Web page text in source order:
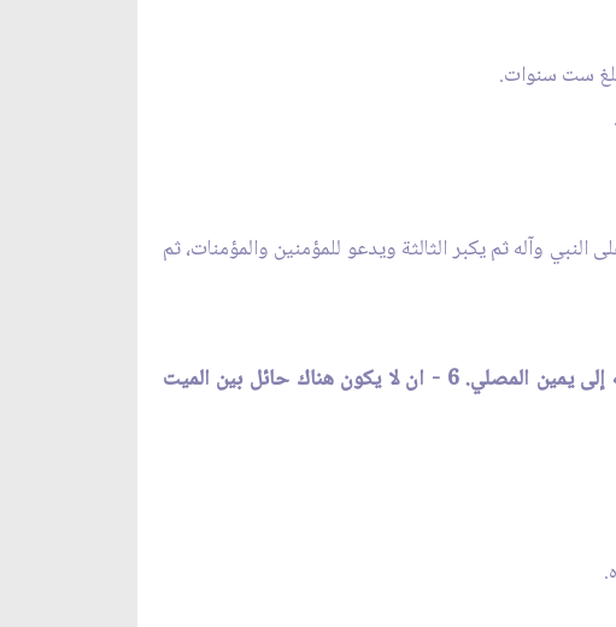
ست سنوات.
وآله ثم يكبر الثالثة ويدعو للمؤمنين والمؤمنات، ثم
1 - النية. 2 - تعيين الميت. 3 - استقبال القبلة. 4 - القيام. 5 -ان يوضع الميت مستلقيا بحيث يكون رأسه إلى يمين المصلي. 6 - ان لا يكون هناك حائل بين الميت